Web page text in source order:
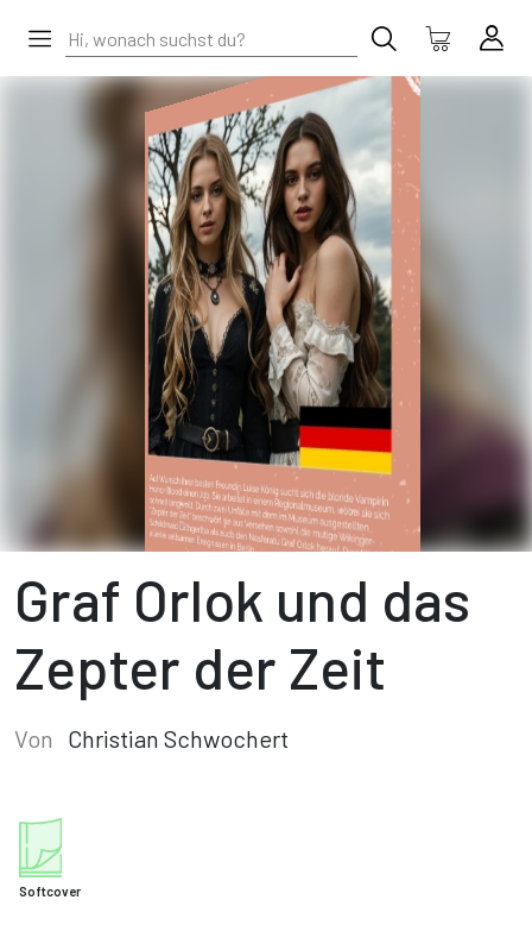
Graf Orlok und das
Zepter der Zeit
Von Christian Schwochert
Softcover